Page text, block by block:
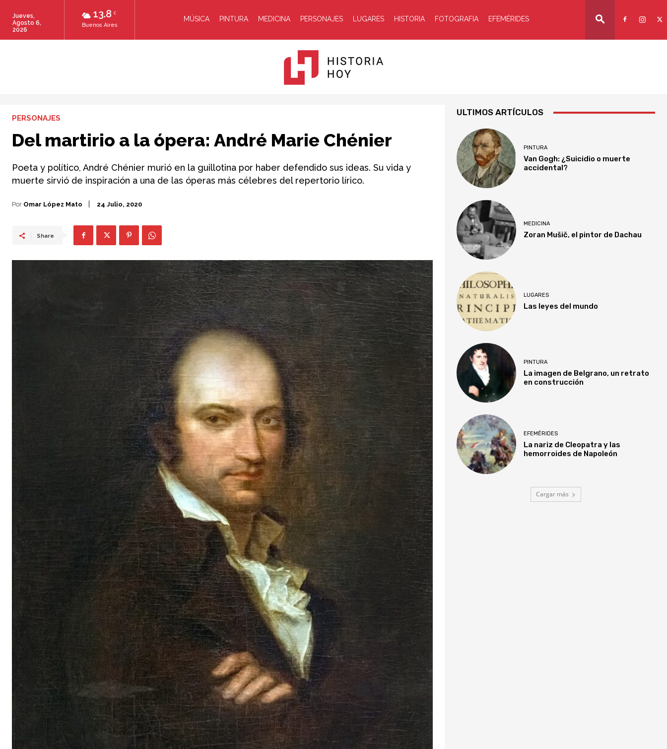
13.8 C
Buenos Aires
Jueves,
Agosto 6,
2026
MÚSICA PINTURA MEDICINA PERSONAJES LUGARES HISTORIA FOTOGRAFIA EFEMÉRIDES
PERSONAJES
Del martirio a la ópera: André Marie Chénier
Poeta y político, André Chénier murió en la guillotina por haber defendido sus ideas. Su vida y
muerte sirvió de inspiración a una de las óperas más célebres del repertorio lírico.
Por Omar López Mato 24 Julio, 2020
Share
ULTIMOS ARTÍCULOS
PINTURA
Van Gogh: ¿Suicidio o muerte
accidental?
MEDICINA
Zoran Mušič, el pintor de Dachau
LUGARES
Las leyes del mundo
PINTURA
La imagen de Belgrano, un retrato
en construcción
EFEMÉRIDES
La nariz de Cleopatra y las
hemorroides de Napoleón
Cargar más